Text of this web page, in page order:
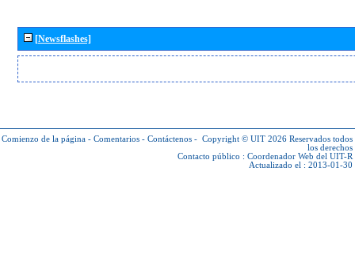
[Newsflashes]
Comienzo de la página - Comentarios - Contáctenos - Copyright © UIT 2026 Reservados todos
los derechos
Contacto público : Coordenador Web del UIT-R
Actualizado el : 2013-01-30